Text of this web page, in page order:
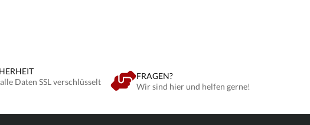
Daten SSL verschlüsselt
FRAGEN?
Wir sind hier und helfen gerne!